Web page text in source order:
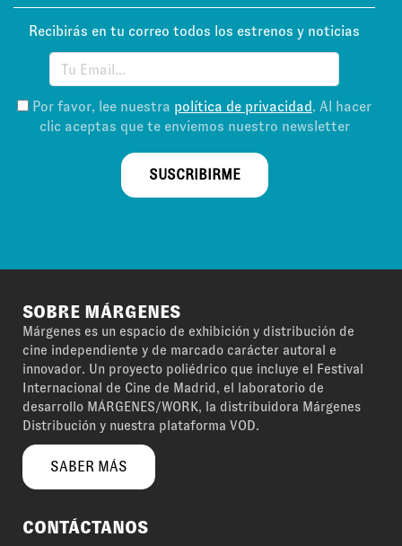
Recibirás en tu correo todos los estrenos y noticias
Por favor, lee nuestra política de privacidad. Al hacer
clic aceptas que te enviemos nuestro newsletter
SUSCRIBIRME
SOBRE MÁRGENES
Márgenes es un espacio de exhibición y distribución de
cine independiente y de marcado carácter autoral e
innovador. Un proyecto poliédrico que incluye el Festival
Internacional de Cine de Madrid, el laboratorio de
desarrollo MÁRGENES/WORK, la distribuidora Márgenes
Distribución y nuestra plataforma VOD.
SABER MÁS
CONTÁCTANOS